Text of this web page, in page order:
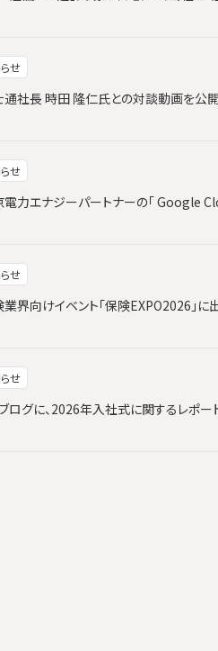
せ
通社長 時田 隆仁氏との対談動画を公開
せ
電力エナジーパートナーの「 Google
せ
業界向けイベント「保険EXPO2026」に
せ
ログに、2026年入社式に関するレポ